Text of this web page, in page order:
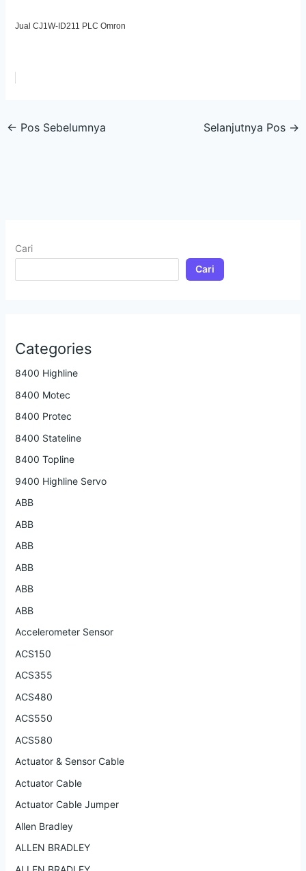
Jual CJ1W-ID211 PLC Omron
← Pos Sebelumnya Selanjutnya Pos →
Cari
Cari
Categories
8400 Highline
8400 Motec
8400 Protec
8400 Stateline
8400 Topline
9400 Highline Servo
ABB
ABB
ABB
ABB
ABB
ABB
Accelerometer Sensor
ACS150
ACS355
ACS480
ACS550
ACS580
Actuator & Sensor Cable
Actuator Cable
Actuator Cable Jumper
Allen Bradley
ALLEN BRADLEY